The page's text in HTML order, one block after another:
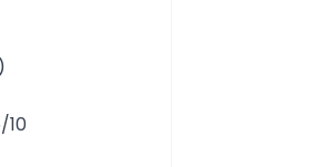
10